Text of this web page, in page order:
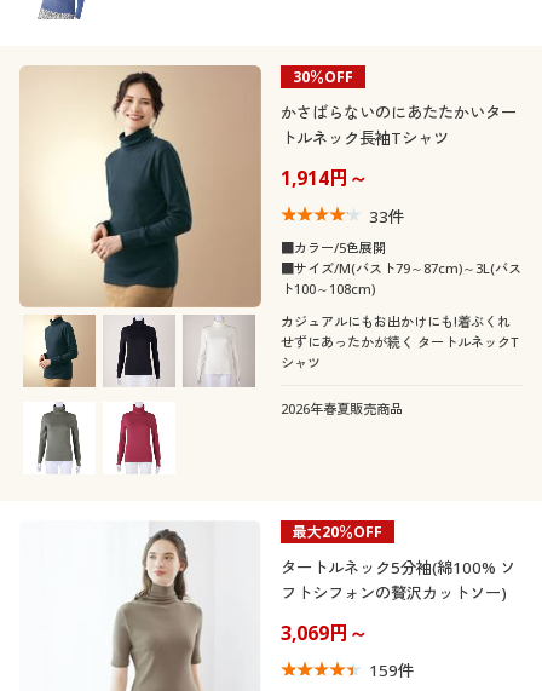
カタログ・チラシからのご注文
デジタルカタログ
カタログ無料プレゼント
会員メニュー
マイページ
閲覧履歴
お気に入り
サポート
よくある質問とお問い合わせ
こだわり条件
柄・デザイン
無地
襟・ネック
クルーネック・丸首 ハイネック
Ｖネック レギュラーカラー
ノーカラー
オープンカラー・開
ボートネック
30％OFF
かさばらないのにあたたかいター
トルネック長袖Tシャツ
1,914円～
33件
■カラー/5色展開
■サイズ/M(バスト79～87cm)～3L(バス
ト100～108cm)
カジュアルにもお出かけにも!着ぶくれ
せずにあったかが続く タートルネックT
シャツ
2026年春夏販売商品
最大20％OFF
タートルネック5分袖(綿100% ソ
フトシフォンの贅沢カットソー)
3,069円～
159件